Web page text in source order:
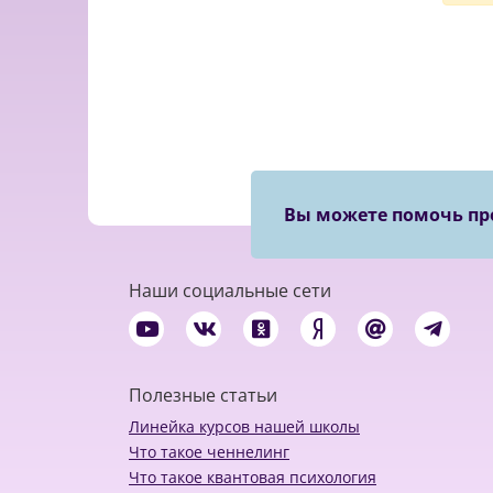
Вы можете помочь
Наши социальные сети
Полезные статьи
Линейка курсов нашей школы
Что такое ченнелинг
Что такое квантовая психология